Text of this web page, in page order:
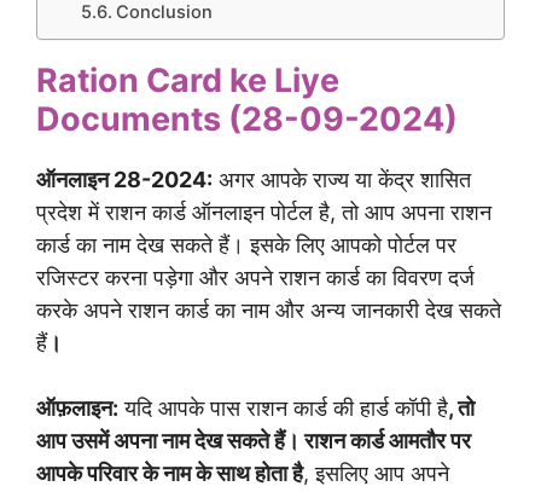
Conclusion
Ration Card ke Liye
Documents (28-09-2024)
ऑनलाइन 28-2024: अगर आपके राज्य या केंद्र शासित
प्रदेश में राशन कार्ड ऑनलाइन पोर्टल है, तो आप अपना राशन
कार्ड का नाम देख सकते हैं। इसके लिए आपको पोर्टल पर
रजिस्टर करना पड़ेगा और अपने राशन कार्ड का विवरण दर्ज
करके अपने राशन कार्ड का नाम और अन्य जानकारी देख सकते
हैं।
ऑफ़लाइन: यदि आपके पास राशन कार्ड की हार्ड कॉपी है, तो
आप उसमें अपना नाम देख सकते हैं। राशन कार्ड आमतौर पर
आपके परिवार के नाम के साथ होता है, इसलिए आप अपने